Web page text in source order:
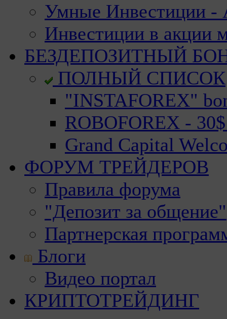
Умные Инвестиции -
Инвестиции в акции
БЕЗДЕПОЗИТНЫЙ
ПОЛНЫЙ СПИСОК
"INSTAFOREX"
ROBOFOREX -
Grand Capital
ФОРУМ ТРЕЙДЕРОВ
Правила форума
"Депозит за общение"
Партнерская
Блоги
Видео портал
КРИПТОТРЕЙДИНГ